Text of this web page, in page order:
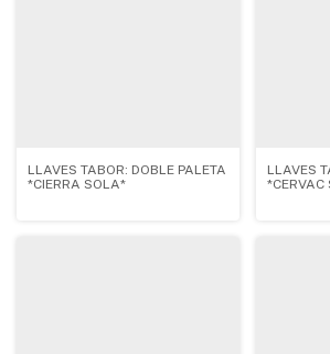
LLAVES TABOR: DOBLE PALETA
*CIERRA SOLA*
LLAVES
*CERVAC